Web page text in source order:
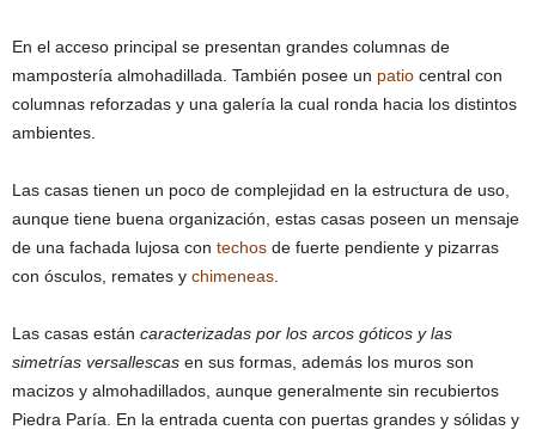
En el acceso principal se presentan grandes columnas de
mampostería almohadillada. También posee un patio central con
columnas reforzadas y una galería la cual ronda hacia los distintos
ambientes.
Las casas tienen un poco de complejidad en la estructura de uso,
aunque tiene buena organización, estas casas poseen un mensaje
de una fachada lujosa con techos de fuerte pendiente y pizarras
con ósculos, remates y chimeneas
Las casas están caracterizadas por los arcos góticos y las
simetrías versallescas en sus formas, además los muros son
macizos y almohadillados, aunque generalmente sin recubiertos
Piedra Paría. En la entrada cuenta con puertas grandes y sólidas y